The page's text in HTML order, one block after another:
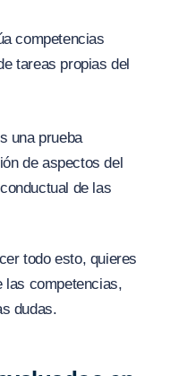
competencias
tareas propias del
una prueba
de aspectos del
de las
todo esto, quieres
las competencias,
dudas.